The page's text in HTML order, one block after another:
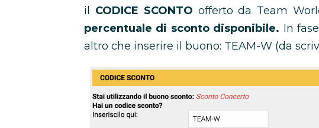
il CODICE SCONTO offerto da Team
percentuale di sconto disponibile. In
altro che inserire il buono: TEAM-W (da